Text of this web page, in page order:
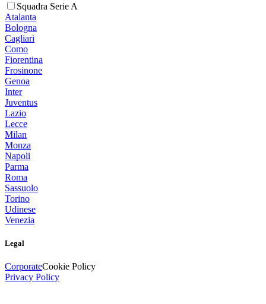
Squadra Serie A
Atalanta
Bologna
Cagliari
Como
Fiorentina
Frosinone
Genoa
Inter
Juventus
Lazio
Lecce
Milan
Monza
Napoli
Parma
Roma
Sassuolo
Torino
Udinese
Venezia
Legal
CorporateCookie Policy
Privacy Policy